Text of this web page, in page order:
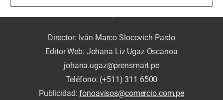
Director: Iván Marco Slocovich Pardo
Editor Web: Johana Liz Ugaz Oscanoa
johana.ugaz@prensmart.pe
Teléfono: (+511) 311 6500
Publicidad:fonoavisos@comercio.com.pe